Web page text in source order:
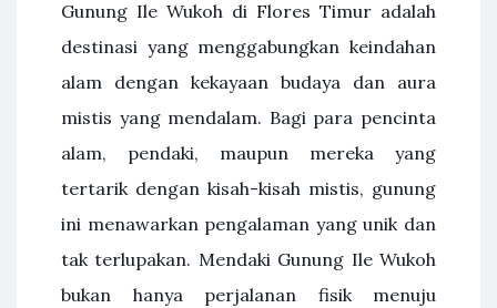
Gunung Ile Wukoh di Flores Timur adalah
destinasi yang menggabungkan keindahan
alam dengan kekayaan budaya dan aura
mistis yang mendalam. Bagi para pencinta
alam, pendaki, maupun mereka yang
tertarik dengan kisah-kisah mistis, gunung
ini menawarkan pengalaman yang unik dan
tak terlupakan. Mendaki Gunung Ile Wukoh
bukan hanya perjalanan fisik menuju